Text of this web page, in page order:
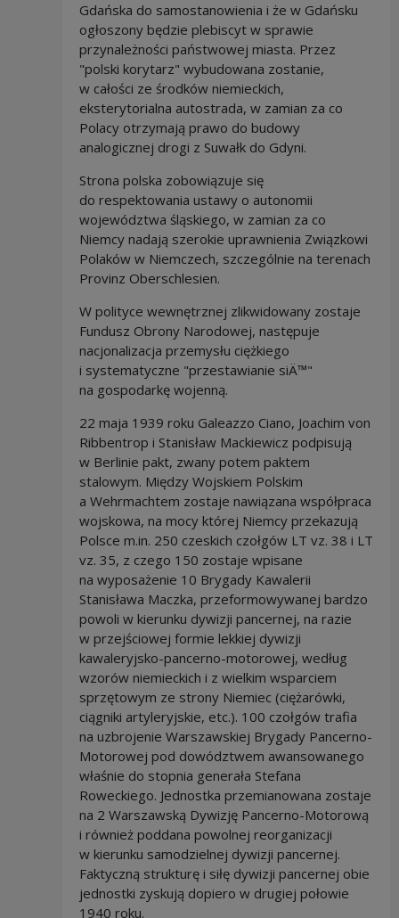
Gdańska do samostanowienia i że w Gdańsku
ogłoszony będzie plebiscyt w sprawie
przynależności państwowej miasta. Przez
"polski korytarz" wybudowana zostanie,
w całości ze środków niemieckich,
eksterytorialna autostrada, w zamian za co
Polacy otrzymają prawo do budowy
analogicznej drogi z Suwałk do Gdyni.
Strona polska zobowiązuje się
do respektowania ustawy o autonomii
województwa śląskiego, w zamian za co
Niemcy nadają szerokie uprawnienia Związkowi
Polaków w Niemczech, szczególnie na terenach
Provinz Oberschlesien.
W polityce wewnętrznej zlikwidowany zostaje
Fundusz Obrony Narodowej, następuje
nacjonalizacja przemysłu ciężkiego
i systematyczne "przestawianie siÄ™"
na gospodarkę wojenną.
22 maja 1939 roku Galeazzo Ciano, Joachim von
Ribbentrop i Stanisław Mackiewicz podpisują
w Berlinie pakt, zwany potem paktem
stalowym. Między Wojskiem Polskim
a Wehrmachtem zostaje nawiązana współpraca
wojskowa, na mocy której Niemcy przekazują
Polsce m.in. 250 czeskich czołgów LT vz. 38 i LT
vz. 35, z czego 150 zostaje wpisane
na wyposażenie 10 Brygady Kawalerii
Stanisława Maczka, przeformowywanej bardzo
powoli w kierunku dywizji pancernej, na razie
w przejściowej formie lekkiej dywizji
kawaleryjsko-pancerno-motorowej, według
wzorów niemieckich i z wielkim wsparciem
sprzętowym ze strony Niemiec (ciężarówki,
ciągniki artyleryjskie, etc.). 100 czołgów trafia
na uzbrojenie Warszawskiej Brygady Pancerno-
Motorowej pod dowództwem awansowanego
właśnie do stopnia generała Stefana
Roweckiego. Jednostka przemianowana zostaje
na 2 Warszawską Dywizję Pancerno-Motorową
i również poddana powolnej reorganizacji
w kierunku samodzielnej dywizji pancernej.
Faktyczną strukturę i siłę dywizji pancernej obie
jednostki zyskują dopiero w drugiej połowie
1940 roku.